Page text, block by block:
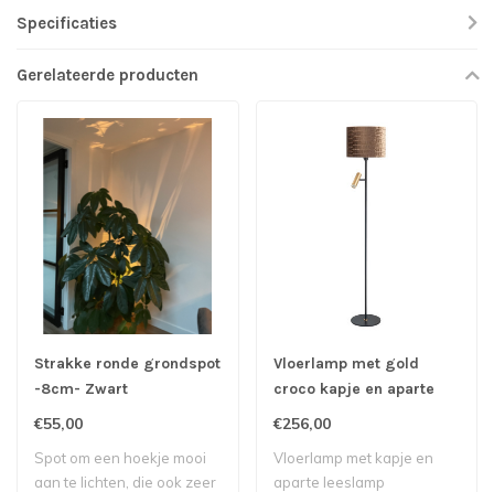
Specificaties
Gerelateerde producten
Strakke ronde grondspot
-8cm- Zwart
€55,00
Spot om een hoekje mooi
aan te lichten, die ook zeer
Vloerlamp met gold
croco kapje en aparte
leeslamp
€256,00
Vloerlamp met kapje en
aparte leeslamp